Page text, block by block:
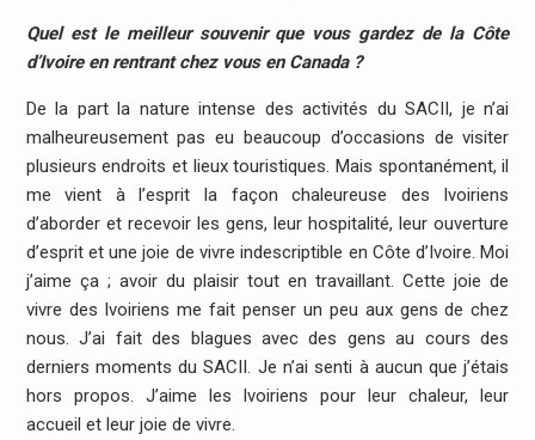
Quel est le meilleur souvenir que vous gardez de la Côte
d’Ivoire en rentrant chez vous en Canada ?
De la part la nature intense des activités du SACII, je n’ai
malheureusement pas eu beaucoup d’occasions de visiter
plusieurs endroits et lieux touristiques. Mais spontanément, il
me vient à l’esprit la façon chaleureuse des Ivoiriens
d’aborder et recevoir les gens, leur hospitalité, leur ouverture
d’esprit et une joie de vivre indescriptible en Côte d’Ivoire. Moi
j’aime ça ; avoir du plaisir tout en travaillant. Cette joie de
vivre des Ivoiriens me fait penser un peu aux gens de chez
nous. J’ai fait des blagues avec des gens au cours des
derniers moments du SACII. Je n’ai senti à aucun que j’étais
hors propos. J’aime les Ivoiriens pour leur chaleur, leur
accueil et leur joie de vivre.